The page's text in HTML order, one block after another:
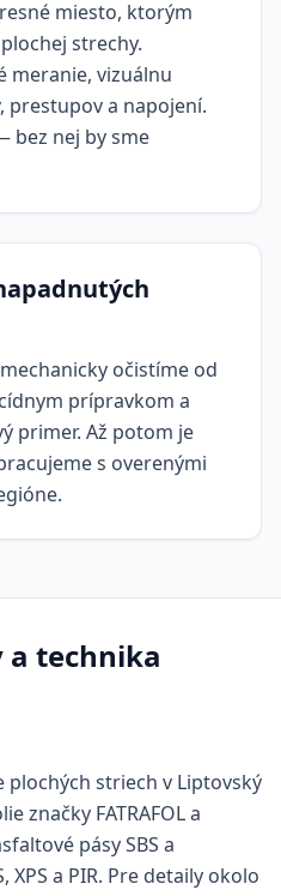
miesto, ktorým
strechy.
meranie, vizuálnu
prestupov a napojení.
bez nej by sme
očistíme od
prípravkom a
primer. Až potom je
s overenými
technika
striech v Liptovský
značky FATRAFOL a
pásy SBS a
XPS a PIR. Pre detaily okolo